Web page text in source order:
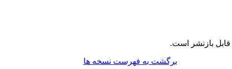
قابل بازنشر است.
برگشت به فهرست نسخه ها